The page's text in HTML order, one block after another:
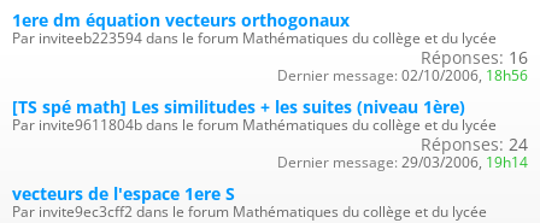
1ere dm équation vecteurs orthogonaux
Par inviteeb223594 dans le forum Mathématiques du collège et du lycée
Réponses: 16
Dernier message: 02/10/2006, 18h56
[TS spé math] Les similitudes + les suites (niveau 1ère)
Par invite9611804b dans le forum Mathématiques du collège et du lycée
Réponses: 24
Dernier message: 29/03/2006, 19h14
vecteurs de l'espace 1ere S
Par invite9ec3cff2 dans le forum Mathématiques du collège et du lycée